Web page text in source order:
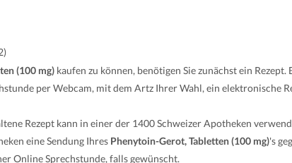
(100 mg) kaufen zu können, benötigen Sie zunächst ein
per Webcam, mit dem Artz Ihrer Wahl, ein elektronische
Rezept kann in einer der 1400 Schweizer Apotheken
eine Sendung Ihres Phenytoin-Gerot, Tabletten (100 mg)'s
Online Sprechstunde, falls gewünscht.